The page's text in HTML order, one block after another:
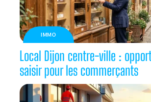
IMMO
Local Dijon centre-ville :
saisir pour les commerçants